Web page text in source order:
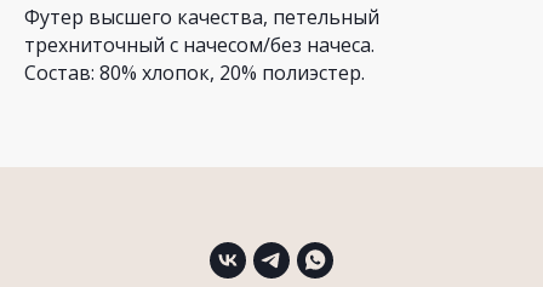
Футер высшего качества, петельный
трехниточный с начесом/без начеса.
Состав: 80% хлопок, 20% полиэстер.